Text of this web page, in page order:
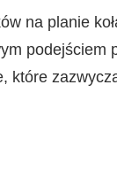
na planie
podejściem